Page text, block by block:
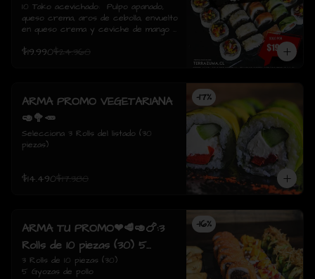
tempura / 10 Tori Sake Rolls
/ 10 Sake Avocado.
10 Tako acevichado:  Pulpo apanado,
queso crema, aros de cebolla, envuelto
en queso crema y ceviche de mango /
queso crema, envuelto tempura./  10
Salmon, queso crema, ciboulette,
envuelto en palta
$19.990$24.360
-17%
ARMA PROMO VEGETARIANA
🥑🥦🥕
Selecciona 3 Rolls del listado (30
piezas)
$14.490$17.380
-16%
ARMA TU PROMO❤🥩🥑🍗:3
Rolls de 10 piezas (30) 5
Gyozas de pollo
3 Rolls de 10 piezas (30)
5 Gyozas de pollo